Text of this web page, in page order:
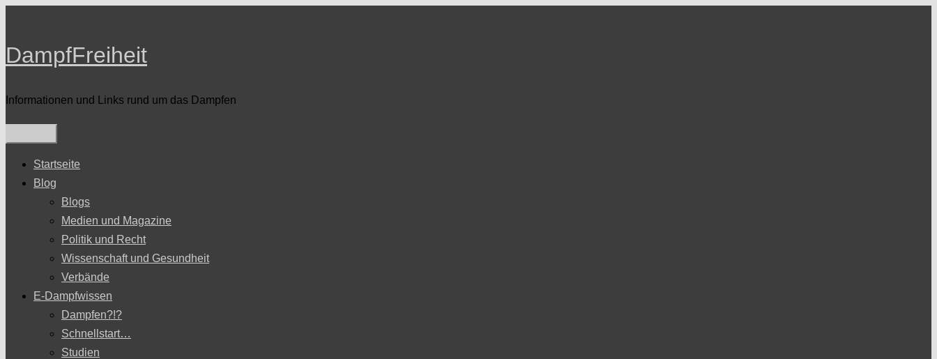
springen
DampfFreiheit
Informationen und Links rund um das Dampfen
Startseite
Blog
Blogs
Medien und Magazine
Politik und Recht
Wissenschaft und Gesundheit
Verbände
E-Dampfwissen
Dampfen?!?
Schnellstart…
Studien